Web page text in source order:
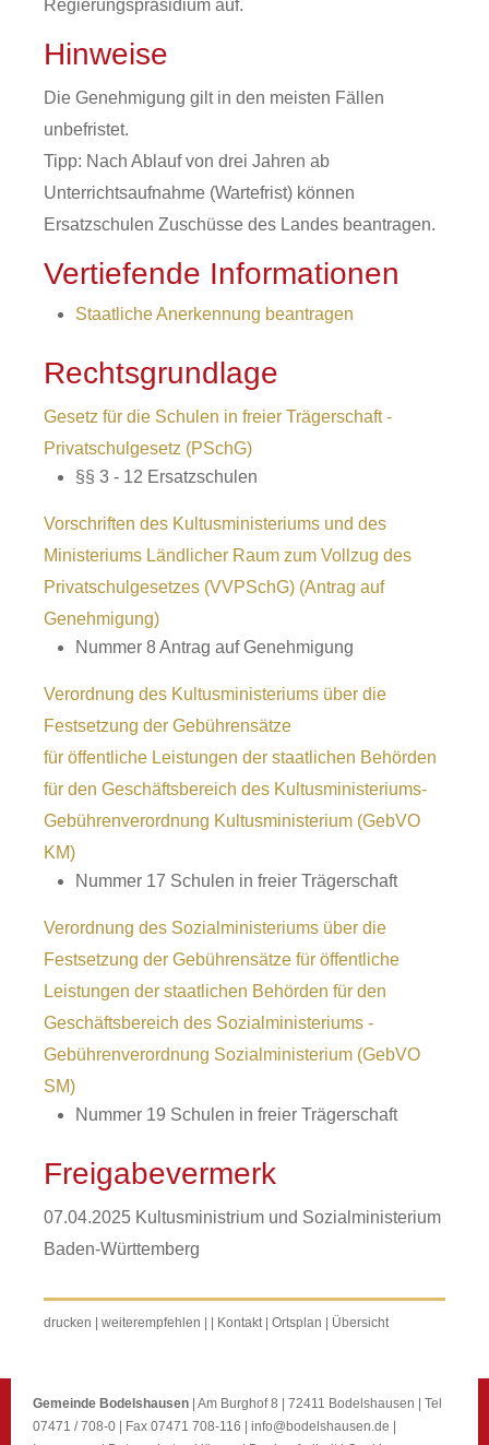
Regierungspräsidium auf.
Hinweise
Die Genehmigung gilt in den meisten Fällen
unbefristet.
Tipp: Nach Ablauf von drei Jahren ab
Unterrichtsaufnahme (Wartefrist) können
Ersatzschulen Zuschüsse des Landes beantragen.
Vertiefende Informationen
Staatliche Anerkennung beantragen
Rechtsgrundlage
Gesetz für die Schulen in freier Trägerschaft -
Privatschulgesetz (PSchG)
§§ 3 - 12 Ersatzschulen
Vorschriften des Kultusministeriums und des
Ministeriums Ländlicher Raum zum Vollzug des
Privatschulgesetzes (VVPSchG) (Antrag auf
Genehmigung)
Nummer 8 Antrag auf Genehmigung
Verordnung des Kultusministeriums über die
Festsetzung der Gebührensätze
für öffentliche Leistungen der staatlichen Behörden
für den Geschäftsbereich des Kultusministeriums-
Gebührenverordnung Kultusministerium (GebVO
KM)
Nummer 17 Schulen in freier Trägerschaft
Verordnung des Sozialministeriums über die
Festsetzung der Gebührensätze für öffentliche
Leistungen der staatlichen Behörden für den
Geschäftsbereich des Sozialministeriums -
Gebührenverordnung Sozialministerium (GebVO
SM)
Nummer 19 Schulen in freier Trägerschaft
Freigabevermerk
07.04.2025 Kultusministrium und Sozialministerium
Baden-Württemberg
drucken weiterempfehlen Kontakt| Ortsplan Übersicht
Gemeinde Bodelshausen | Am Burghof 8 | 72411 Bodelshausen | Tel
07471 / 708-0 | Fax 07471 708-116 | info@bodelshausen.de